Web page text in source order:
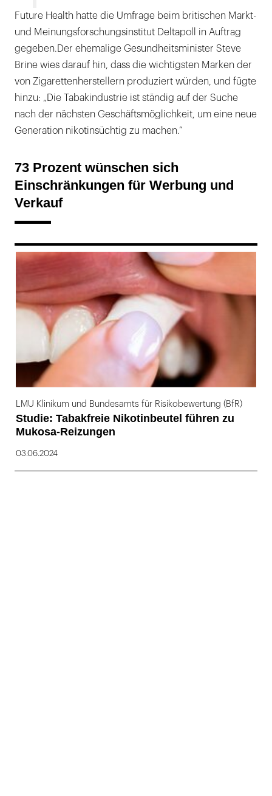
Future Health hatte die Umfrage beim britischen Markt-
und Meinungsforschungsinstitut Deltapoll in Auftrag
gegeben.Der ehemalige Gesundheitsminister Steve
Brine wies darauf hin, dass die wichtigsten Marken der
von Zigarettenherstellern produziert würden, und fügte
hinzu: „Die Tabakindustrie ist ständig auf der Suche
nach der nächsten Geschäftsmöglichkeit, um eine neue
Generation nikotinsüchtig zu machen.“
73 Prozent wünschen sich
Einschränkungen für Werbung und
Verkauf
169
LMU Klinikum und Bundesamts für Risikobewertung (BfR)
Studie: Tabakfreie Nikotinbeutel führen zu
Mukosa-Reizungen
03.06.2024